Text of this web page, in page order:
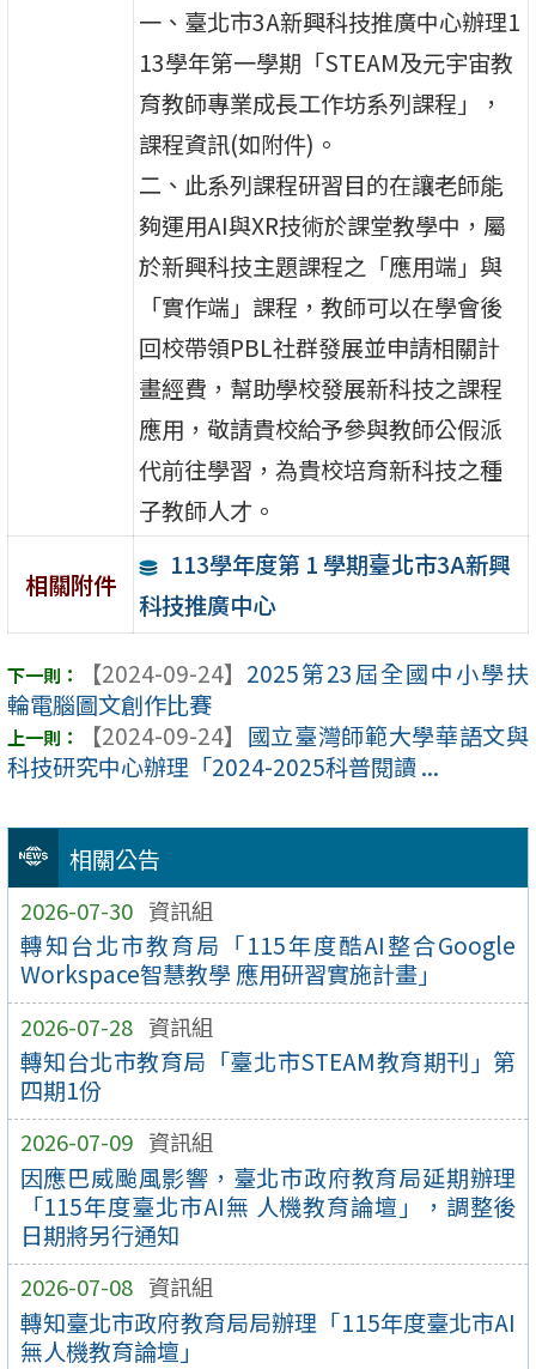
相關公告
2026-07-30 資訊組
轉知台北市教育局「115年度酷AI整合Google
Workspace智慧教學 應用研習實施計畫」
2026-07-28 資訊組
轉知台北市教育局「臺北市STEAM教育期刊」第
四期1份
2026-07-09 資訊組
因應巴威颱風影響，臺北市政府教育局延期辦理
「115年度臺北市AI無 人機教育論壇」，調整後
日期將另行通知
2026-07-08 資訊組
轉知臺北市政府教育局局辦理「115年度臺北市AI
無人機教育論壇」
一、臺北市3A新興科技推廣中心辦理1
13學年第一學期「STEAM及元宇宙教
育教師專業成長工作坊系列課程」，
課程資訊(如附件)。
二、此系列課程研習目的在讓老師能
夠運用AI與XR技術於課堂教學中，屬
於新興科技主題課程之「應用端」與
「實作端」課程，教師可以在學會後
回校帶領PBL社群發展並申請相關計
畫經費，幫助學校發展新科技之課程
應用，敬請貴校給予參與教師公假派
代前往學習，為貴校培育新科技之種
子教師人才。
相關附件
113學年度第 1 學期臺北市3A新興
科技推廣中心
【2024-09-24】 2025第23屆全國中小學扶
輪電腦圖文創作比賽
【2024-09-24】 國立臺灣師範大學華語文與
科技研究中心辦理「2024-2025科普閱讀 ...